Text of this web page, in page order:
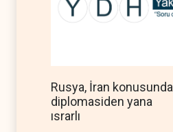
Rusya, İran konusunda
diplomasiden yana
ısrarlı